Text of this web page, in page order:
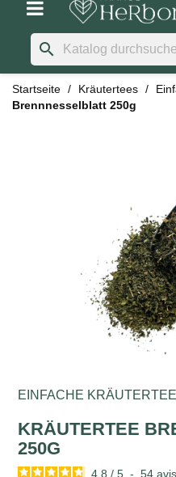
search
Startseite Kräutertees
Brennnesselblatt 250g
EINFACHE
KRÄUTERTEE
250G
4.8 / 5 - 54avis